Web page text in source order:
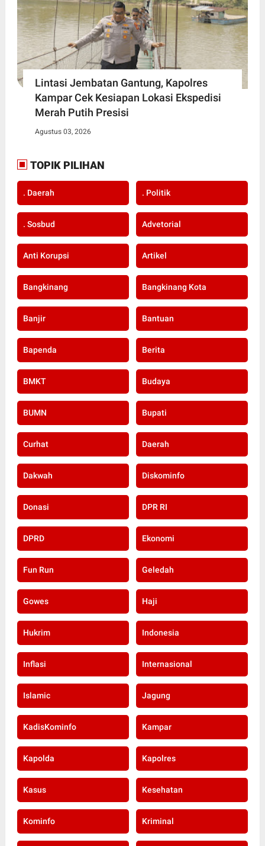
Lintasi Jembatan Gantung, Kapolres
Kampar Cek Kesiapan Lokasi Ekspedisi
Merah Putih Presisi
Agustus 03, 2026
TOPIK PILIHAN
. Daerah . Politik
. Sosbud Advetorial
Anti Korupsi Artikel
Bangkinang Bangkinang Kota
Banjir Bantuan
Bapenda Berita
BMKT Budaya
BUMN Bupati
Curhat Daerah
Dakwah Diskominfo
Donasi DPR RI
DPRD Ekonomi
Fun Run Geledah
Gowes Haji
Hukrim Indonesia
Inflasi Internasional
Islamic Jagung
KadisKominfo Kampar
Kapolda Kapolres
Kasus Kesehatan
Kominfo Kriminal